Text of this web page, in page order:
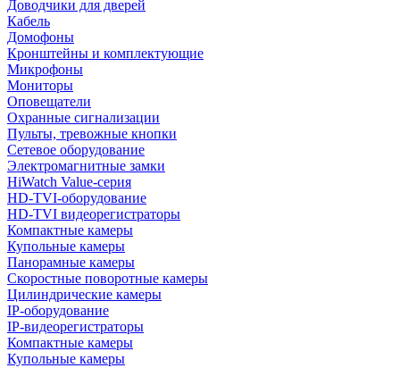
Доводчики для дверей
Кабель
Домофоны
Кронштейны и комплектующие
Микрофоны
Мониторы
Оповещатели
Охранные сигнализации
Пульты, тревожные кнопки
Сетевое оборудование
Электромагнитные замки
HiWatch Value-серия
HD-TVI-оборудование
HD-TVI видеорегистраторы
Компактные камеры
Купольные камеры
Панорамные камеры
Скоростные поворотные камеры
Цилиндрические камеры
IP-оборудование
IP-видеорегистраторы
Компактные камеры
Купольные камеры